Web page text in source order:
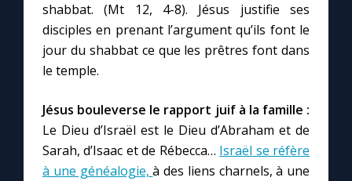
shabbat. (Mt 12, 4-8). Jésus justifie ses
disciples en prenant l’argument qu’ils font le
jour du shabbat ce que les prêtres font dans
le temple.
Jésus bouleverse le rapport juif à la famille :
Le Dieu d’Israël est le Dieu d’Abraham et de
Sarah, d’Isaac et de Rébecca… Israël se réfère
à une généalogie,à des liens charnels, à une